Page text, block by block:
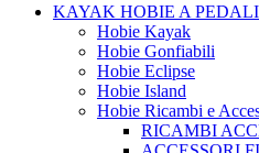
KAYAK HOBIE A
Hobie Kayak
Hobie Gonfiabili
Hobie Eclipse
Hobie Island
Hobie Ricambi e
RICAMBI